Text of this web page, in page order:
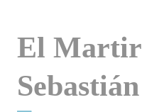
El
Sebastián